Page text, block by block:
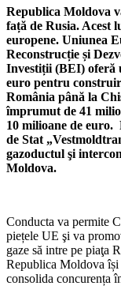
Republica Moldova
față de Rusia. Acest
europene. Uniunea
Reconstrucție și
Investiții (BEI) oferă
euro pentru
România până la
împrumut de 41
10 milioane de
de Stat
gazoductul şi
Moldova.
Conducta va permite
piețele UE şi va
gaze să intre pe piaţa
Republica Moldova își
consolida concurența